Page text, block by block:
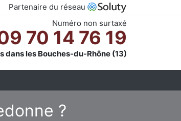
Partenaire du réseau
Numéro non surtaxé
70 14 76 19
dans les Bouches-du-Rhône (13)
?